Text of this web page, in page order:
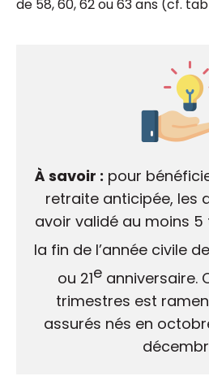
de 58, 60, 62 ou 63 ans (cf.
À savoir : pour
retraite anticipée, les
avoir validé au moins
la fin de l’année civile
ou 21eanniversaire.
trimestres est
assurés nés en